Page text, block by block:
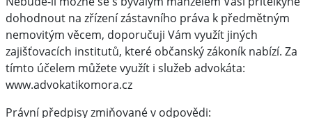
dohodnout na zřízení zástavního práva k předmětným
nemovitým věcem, doporučuji Vám využít jiných
zajišťovacích institutů, které občanský zákoník nabízí. Za
tímto účelem můžete využít i služeb advokáta:
www.advokatikomora.cz
Právní předpisy zmiňované v odpovědi: